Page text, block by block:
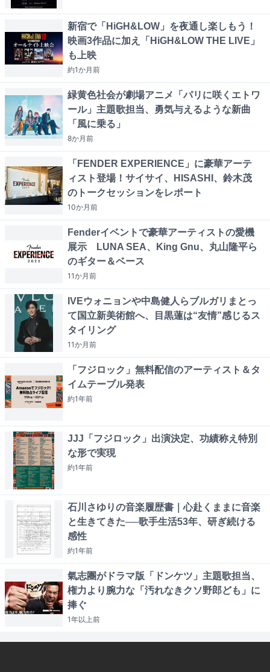
新宿で「HiGH&LOW」を夜通し楽しもう！
映画3作品に加え「HiGH&LOW THE LIVE」
も上映
約1か月前
緑黄色社会が劇場アニメ「パリに咲くエトワ
ール」主題歌担当、勇気与えるような新曲
「風に乗る」
8か月前
「FENDER EXPERIENCE」に豪華アーテ
ィスト登場！サイサイ、HISASHI、鈴木茂
のトークセッションをレポート
10か月前
Fenderイベントで豪華アーティストの愛機
展示 LUNA SEA、King Gnu、丸山隆平ら
のギター＆ベース
11か月前
IVEウォニョンや中島健人らブルガリまとっ
て国立新美術館へ、目黒蓮は“友情”感じるス
タイリング
11か月前
「フジロック」無料配信のアーティスト＆タ
イムテーブル発表
約1年前
JJJ「フジロック」出演決定、功績称え特別
な形で実現
約1年前
石川さゆりの音楽履歴書｜心赴くままに音楽
と生きてきた──歌手生活53年、研ぎ続ける
感性
約1年前
氣志團がドラマ版「ドンケツ」主題歌担当、
権力より腕力な「汚れなきクソ野郎ども」に
捧ぐ
1年以上前